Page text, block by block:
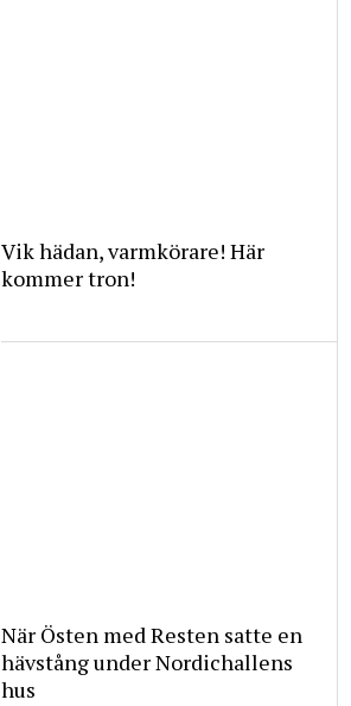
Vik hädan, varmkörare! Här
kommer tron!
När Östen med Resten satte en
hävstång under Nordichallens
hus